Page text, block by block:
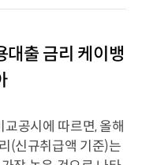
대출 금리 케이뱅
공시에 따르면, 올해
(신규취급액 기준)는